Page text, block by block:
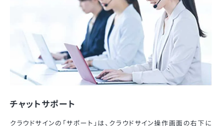
チャットサポート
クラウドサインの「サポート」は、クラウドサイン操作画面の右下に